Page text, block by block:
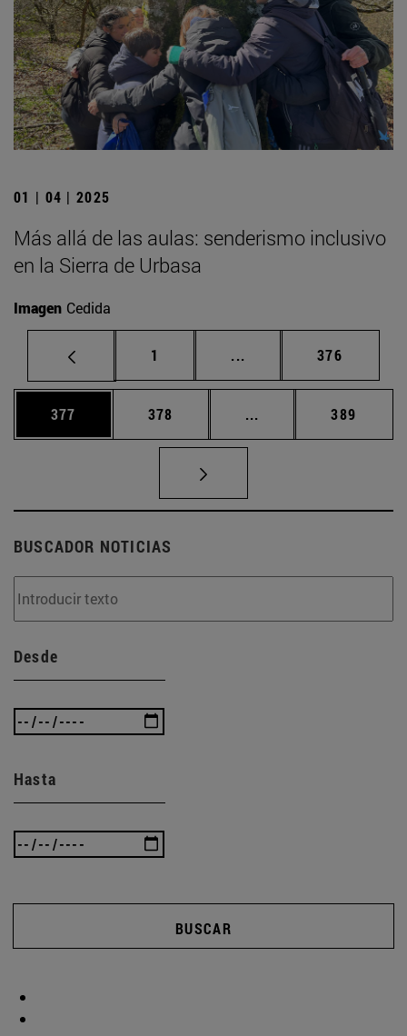
01 | 04 | 2025
Más allá de las aulas: senderismo inclusivo
en la Sierra de Urbasa
Imagen Cedida
Página
1 ... Páginas intermedias
Página
376
Página
377 Página
378 ... Páginas intermedias
Página
389
BUSCADOR NOTICIAS
Desde
Hasta
BUSCAR